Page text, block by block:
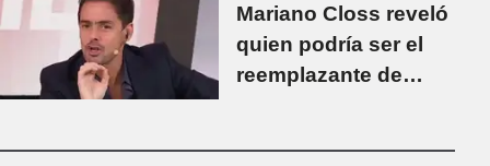
Mariano Closs reveló
quien podría ser el
reemplazante de